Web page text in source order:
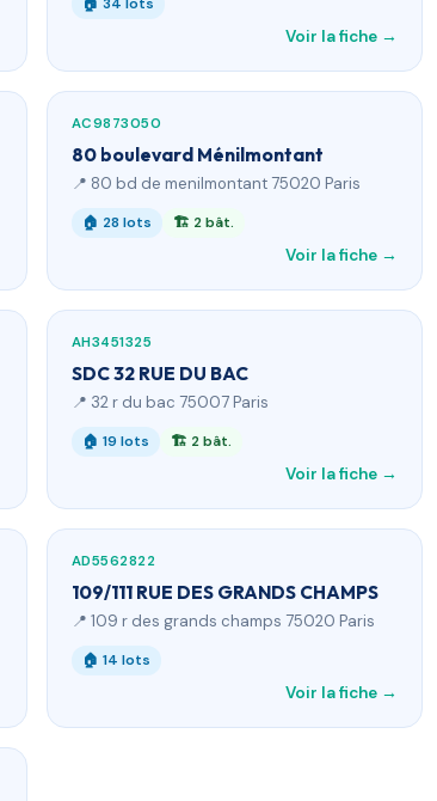
Voir la fiche →
AC9873050
80 boulevard Ménilmontant
📍 80 bd de menilmontant 75020 Paris
🏠 28 lots 🏗 2 bât.
Voir la fiche →
AH3451325
SDC 32 RUE DU BAC
📍 32 r du bac 75007 Paris
🏠 19 lots 🏗 2 bât.
Voir la fiche →
AD5562822
109/111 RUE DES GRANDS CHAMPS
📍 109 r des grands champs 75020 Paris
🏠 14 lots
Voir la fiche →